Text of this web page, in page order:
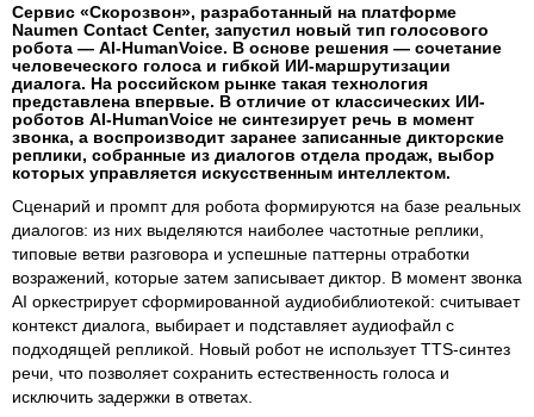
Сервис «Скорозвон», разработанный на платформе
Naumen Contact Center, запустил новый тип голосового
робота — AI-HumanVoice. В основе решения — сочетание
человеческого голоса и гибкой ИИ-маршрутизации
диалога. На российском рынке такая технология
представлена впервые. В отличие от классических ИИ-
роботов AI-HumanVoice не синтезирует речь в момент
звонка, а воспроизводит заранее записанные дикторские
реплики, собранные из диалогов отдела продаж, выбор
которых управляется искусственным интеллектом.
Сценарий и промпт для робота формируются на базе реальных
диалогов: из них выделяются наиболее частотные реплики,
типовые ветви разговора и успешные паттерны отработки
возражений, которые затем записывает диктор. В момент звонка
AI оркестрирует сформированной аудиобиблиотекой: считывает
контекст диалога, выбирает и подставляет аудиофайл с
подходящей репликой. Новый робот не использует TTS-синтез
речи, что позволяет сохранить естественность голоса и
исключить задержки в ответах.